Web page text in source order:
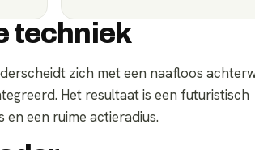
techniek
zich met een naafloos
Het resultaat is een futuristisch
een ruime actieradius.